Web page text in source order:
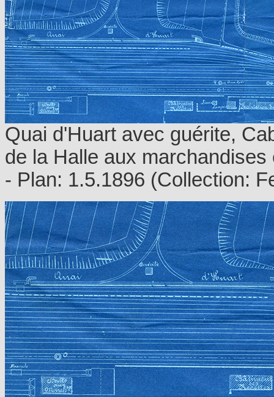
Quai d'Huart avec guérite,
de la Halle aux
- Plan: 1.5.1896 (Collection: